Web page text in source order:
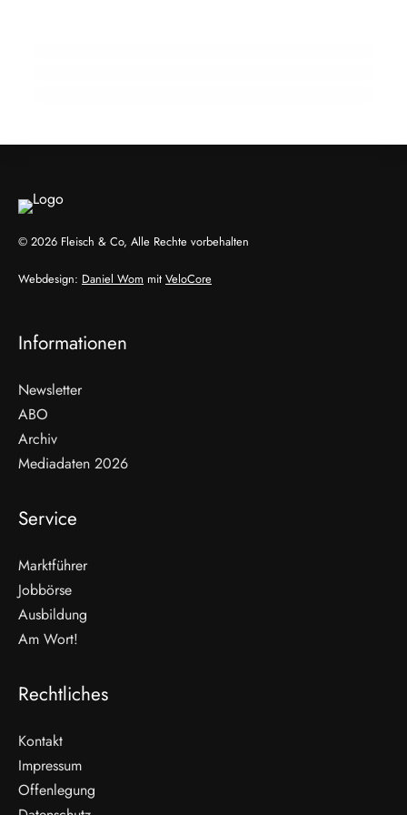
WEITERLESEN
© 2026 Fleisch & Co, Alle Rechte vorbehalten
Webdesign: Daniel Wom mit VeloCore
Informationen
Newsletter
ABO
Archiv
Mediadaten 2026
Service
Marktführer
Jobbörse
Ausbildung
Am Wort!
Rechtliches
Kontakt
Impressum
Offenlegung